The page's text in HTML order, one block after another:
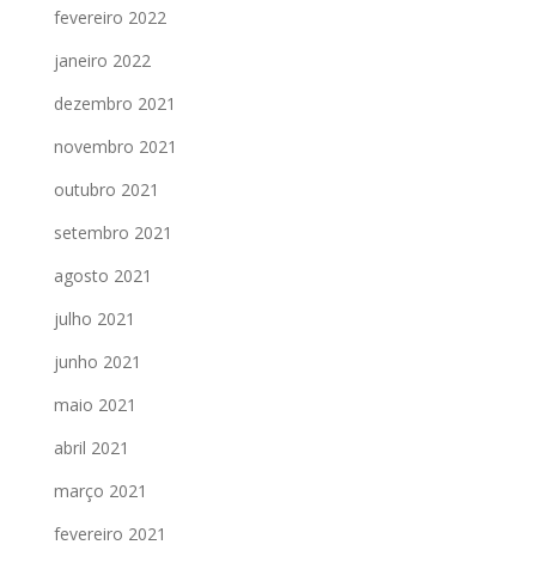
fevereiro 2022
janeiro 2022
dezembro 2021
novembro 2021
outubro 2021
setembro 2021
agosto 2021
julho 2021
junho 2021
maio 2021
abril 2021
março 2021
fevereiro 2021